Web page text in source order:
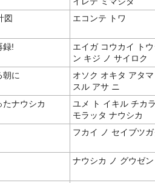
図
エコンテ トワ
録!
エイガ コウカイ ト
ン キジ ノ サイロク
朝に
オソク オキタ アタ
スル アサ ニ
ナウシカ
ユメ ト イキル チカ
モラッタ ナウシカ
フカイ ノ セイブツ
ナウシカ ノ グウゼン